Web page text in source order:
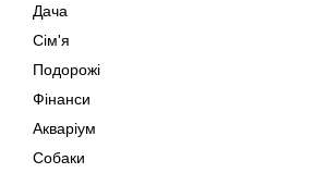
Дача
Сім'я
Подорожі
Фінанси
Акваріум
Собаки